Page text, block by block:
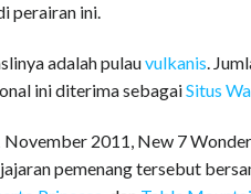
perairan ini.
adalah pulauvulkanis.
ini diterima sebagaiSitus
2011, New 7
pemenang tersebut